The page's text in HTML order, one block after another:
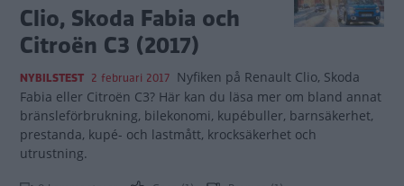
Clio, Skoda Fabia och
Citroën C3 (2017)
NYBILSTEST 2 februari 2017 Nyfiken på Renault Clio, Skoda
Fabia eller Citroën C3? Här kan du läsa mer om bland annat
bränsleförbrukning, bilekonomi, kupébuller, barnsäkerhet,
prestanda, kupé- och lastmått, krocksäkerhet och
utrustning.